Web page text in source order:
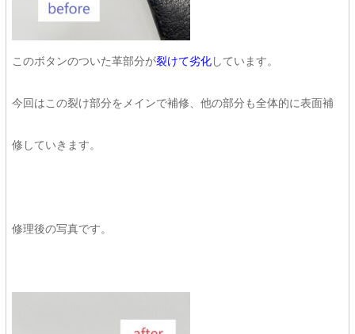
このボタンのついた革部分が裂けて劣化しています。
今回はこの裂け部分をメインで補修、他の部分も全体的に表面補
修していきます。
修理後の写真です。